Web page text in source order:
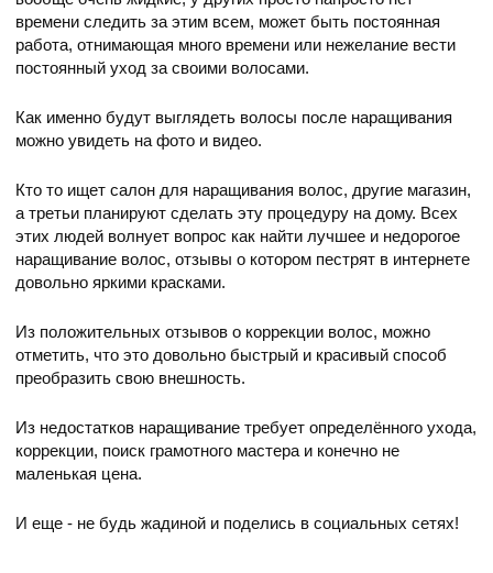
времени следить за этим всем, может быть постоянная
работа, отнимающая много времени или нежелание вести
постоянный уход за своими волосами.
Как именно будут выглядеть волосы после наращивания
можно увидеть на фото и видео.
Кто то ищет салон для наращивания волос, другие магазин,
а третьи планируют сделать эту процедуру на дому. Всех
этих людей волнует вопрос как найти лучшее и недорогое
наращивание волос, отзывы о котором пестрят в интернете
довольно яркими красками.
Из положительных отзывов о коррекции волос, можно
отметить, что это довольно быстрый и красивый способ
преобразить свою внешность.
Из недостатков наращивание требует определённого ухода,
коррекции, поиск грамотного мастера и конечно не
маленькая цена.
И еще - не будь жадиной и поделись в социальных сетях!